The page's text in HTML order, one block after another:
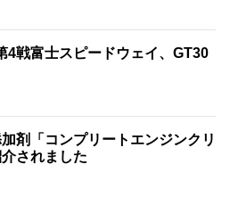
4戦富士スピードウェイ、GT30
剤「コンプリートエンジンクリ
されました